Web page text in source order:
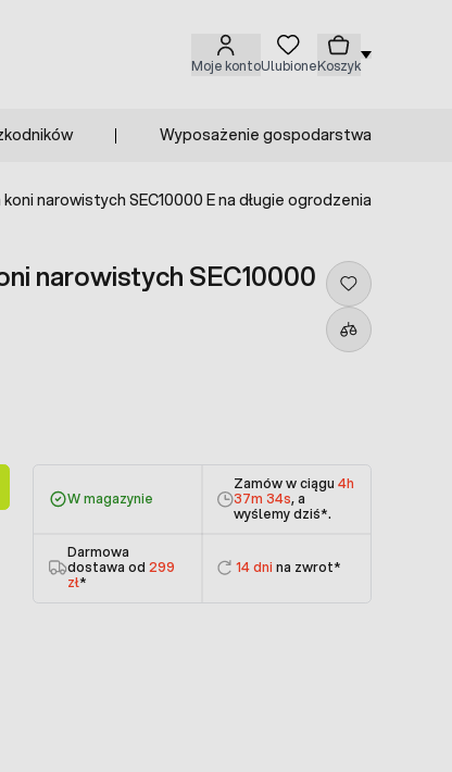
Moje kontoUlubioneKoszyk
Wyposażenie gospodarstwa
narowistych SEC10000 E na długie ogrodzenia
narowistych SEC10000
W magazynie
Zamów w ciągu 4h
37m 34s, a
wyślemy dziś*.
Darmowa
dostawa od 299
zł*
14 dni na zwrot*